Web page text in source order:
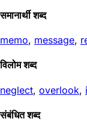
समानार्थी शब्द
memo, message,
विलोम शब्द
neglect, overlook,
संबंधित शब्द